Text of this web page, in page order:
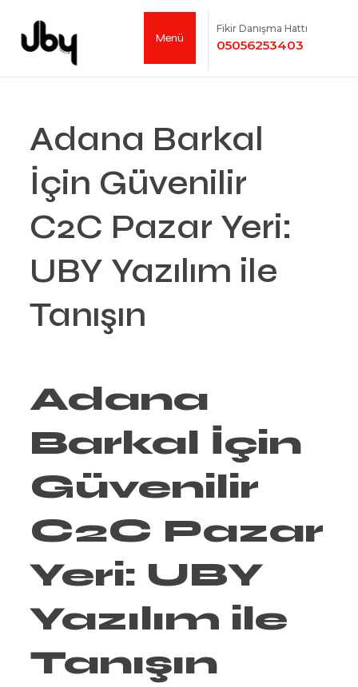
Menü
Fikir Danışma Hattı
05056253403
Adana Barkal
İçin Güvenilir
C2C Pazar Yeri:
UBY Yazılım ile
Tanışın
Adana
Barkal İçin
Güvenilir
C2C Pazar
Yeri: UBY
Yazılım ile
Tanışın